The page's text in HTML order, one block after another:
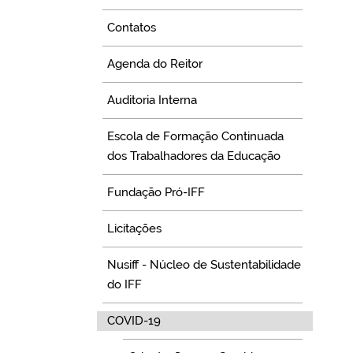
Contatos
Agenda do Reitor
Auditoria Interna
Escola de Formação Continuada
dos Trabalhadores da Educação
Fundação Pró-IFF
Licitações
Nusiff - Núcleo de Sustentabilidade
do IFF
COVID-19